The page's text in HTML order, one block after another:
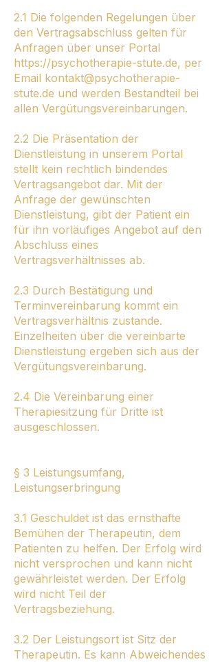
2.1 Die folgenden Regelungen über
den Vertragsabschluss gelten für
Anfragen über unser Portal
https://psychotherapie-stute.de, per
Email kontakt@psychotherapie-
stute.de und werden Bestandteil bei
allen Vergütungsvereinbarungen.
2.2 Die Präsentation der
Dienstleistung in unserem Portal
stellt kein rechtlich bindendes
Vertragsangebot dar. Mit der
Anfrage der gewünschten
Dienstleistung, gibt der Patient ein
für ihn vorläufiges Angebot auf den
Abschluss eines
Vertragsverhältnisses ab.
2.3 Durch Bestätigung und
Terminvereinbarung kommt ein
Vertragsverhältnis zustande.
Einzelheiten über die vereinbarte
Dienstleistung ergeben sich aus der
Vergütungsvereinbarung.
2.4 Die Vereinbarung einer
Therapiesitzung für Dritte ist
ausgeschlossen.
§ 3 Leistungsumfang,
Leistungserbringung
3.1 Geschuldet ist das ernsthafte
Bemühen der Therapeutin, dem
Patienten zu helfen. Der Erfolg wird
nicht versprochen und kann nicht
gewährleistet werden. Der Erfolg
wird nicht Teil der
Vertragsbeziehung.
3.2 Der Leistungsort ist Sitz der
Therapeutin. Es kann Abweichendes